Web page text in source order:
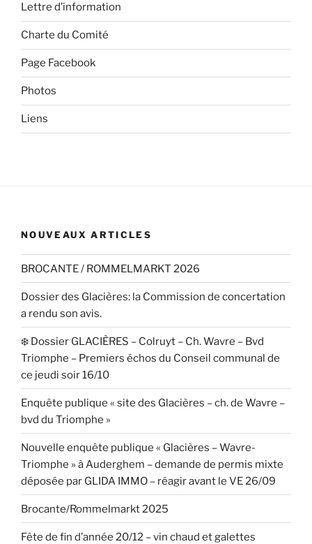
Lettre d’information
Charte du Comité
Page Facebook
Photos
Liens
NOUVEAUX ARTICLES
BROCANTE / ROMMELMARKT 2026
Dossier des Glacières: la Commission de concertation
a rendu son avis.
❄️ Dossier GLACIÈRES – Colruyt – Ch. Wavre – Bvd
Triomphe – Premiers échos du Conseil communal de
ce jeudi soir 16/10
Enquête publique « site des Glacières – ch. de Wavre –
bvd du Triomphe »
Nouvelle enquête publique « Glacières – Wavre-
Triomphe » à Auderghem – demande de permis mixte
déposée par GLIDA IMMO – réagir avant le VE 26/09
Brocante/Rommelmarkt 2025
Fête de fin d’année 20/12 – vin chaud et galettes